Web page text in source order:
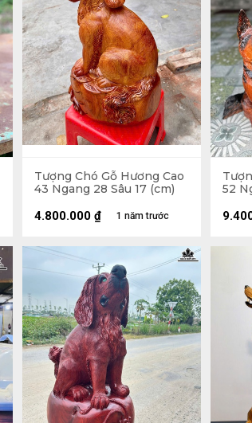
Tượng Chó Gỗ Hương Cao
43 Ngang 28 Sâu 17 (cm)
1 năm trước
4.800.000 ₫
52